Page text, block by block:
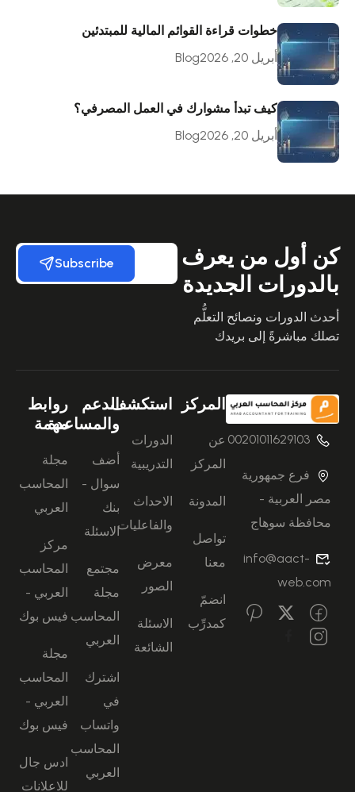
خطوات قراءة القوائم المالية للمبتدئين
أبريل 20, 2026
Blog
كيف تبدأ مشوارك في العمل المصرفي؟
أبريل 20, 2026
Blog
كن أول من يعرف
بالدورات الجديدة
أحدث الدورات ونصائح التعلُّم
تصلك مباشرةً إلى بريدك
Subscribe
00201011629103
فرع جمهورية
مصر العربية -
محافظة سوهاج
info@aact-
web.com
المركز
عن
المركز
المدونة
تواصل
معنا
انضمّ
كمدرِّب
استكشف
الدورات
التدريبية
الاحداث
والفاعليات
معرض
الصور
الاسئلة
الشائعة
الدعم
والمساعدة
أضف
سوال -
بنك
الاسئلة
مجتمع
مجلة
المحاسب
العربي
اشترك
في
واتساب
المحاسب
العربي
روابط
مهمة
مجلة
المحاسب
العربي
مركز
المحاسب
العربي -
فيس بوك
مجلة
المحاسب
العربي -
فيس بوك
ادس جال
للاعلانات